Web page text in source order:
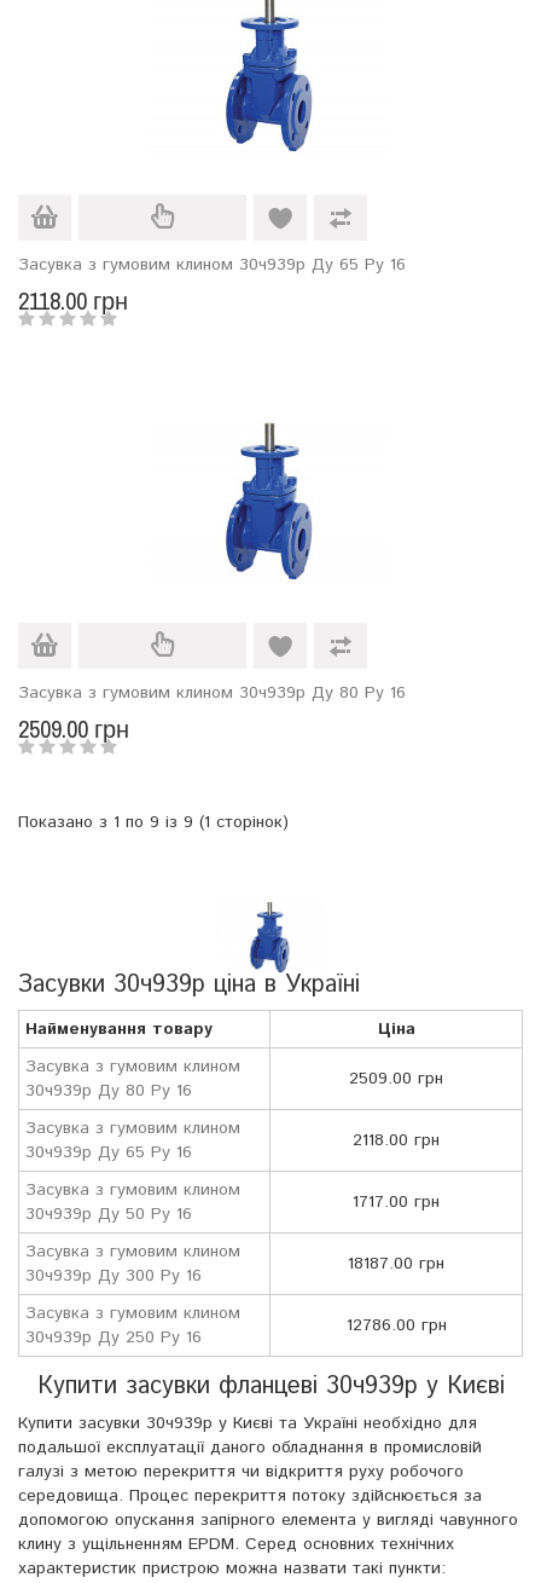
Засувка з гумовим клином 30ч939р Ду 65 Ру 16
2118.00 грн
Засувка з гумовим клином 30ч939р Ду 80 Ру 16
2509.00 грн
Показано з 1 по 9 із 9 (1 сторінок)
Засувки 30ч939р ціна в Україні
Найменування товару
Ціна
Засувка з гумовим клином
30ч939р Ду 80 Ру 16
2509.00 грн
Засувка з гумовим клином
30ч939р Ду 65 Ру 16
2118.00 грн
Засувка з гумовим клином
30ч939р Ду 50 Ру 16
1717.00 грн
Засувка з гумовим клином
30ч939р Ду 300 Ру 16
18187.00 грн
Засувка з гумовим клином
30ч939р Ду 250 Ру 16
12786.00 грн
Купити засувки фланцеві 30ч939р у Києві
Купити засувки 30ч939р у Києві та Україні необхідно для
подальшої експлуатації даного обладнання в промисловій
галузі з метою перекриття чи відкриття руху робочого
середовища. Процес перекриття потоку здійснюється за
допомогою опускання запірного елемента у вигляді чавунного
клину з ущільненням EPDM. Серед основних технічних
характеристик пристрою можна назвати такі пункти: